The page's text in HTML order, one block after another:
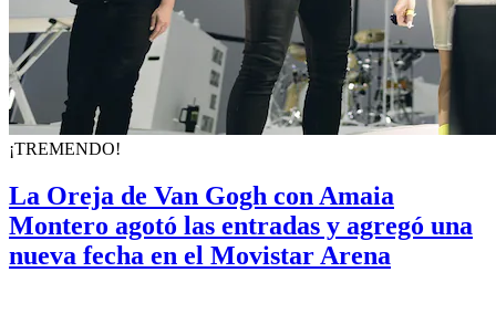
¡TREMENDO!
La Oreja de Van Gogh con Amaia
Montero agotó las entradas y agregó una
nueva fecha en el Movistar Arena